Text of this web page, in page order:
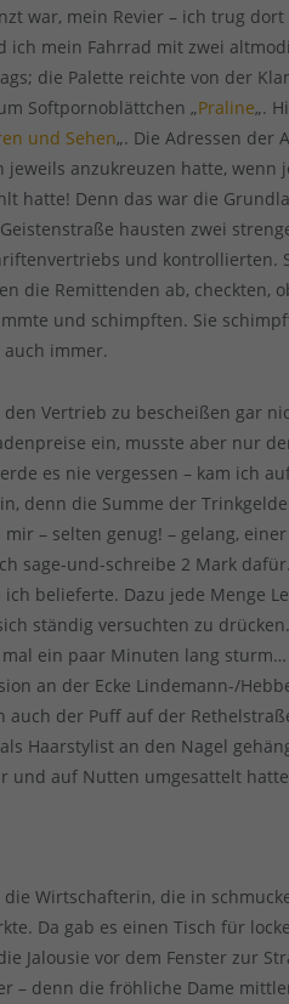
war, mein Revier – ich trug
ich mein Fahrrad mit zwei
die Palette reichte von der
Softpornoblättchen „Praline„.
und Sehen„. Die Adressen der
jeweils anzukreuzen hatte, wenn
hatte! Denn das war die
hausten zwei
und kontrollierten.
die Remittenden ab, checkten,
und schimpften. Sie
immer.
Vertrieb zu bescheißen gar
ein, musste aber nur
es nie vergessen – kam ich
denn die Summe der
– selten genug! – gelang,
sage-und-schreibe 2 Mark
belieferte. Dazu jede Menge
ständig versuchten zu
ein paar Minuten lang
an der Ecke Lindemann-/
auch der Puff auf der
Haarstylist an den Nagel
und auf Nutten umgesattelt
Wirtschafterin, die in
Da gab es einen Tisch für
Jalousie vor dem Fenster zur
– denn die fröhliche Dame